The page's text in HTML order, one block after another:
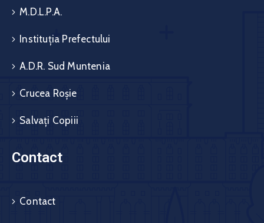
M.D.L.P.A.
Instituția Prefectului
A.D.R. Sud Muntenia
Crucea Roșie
Salvați Copiii
Contact
Contact